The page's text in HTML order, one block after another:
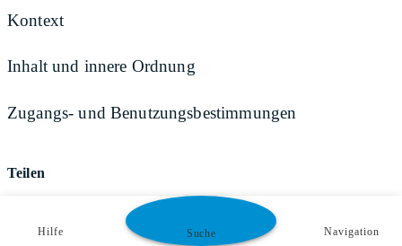
Kontext
Inhalt und innere Ordnung
Zugangs- und Benutzungsbestimmungen
Teilen
Hilfe Suche Navigation